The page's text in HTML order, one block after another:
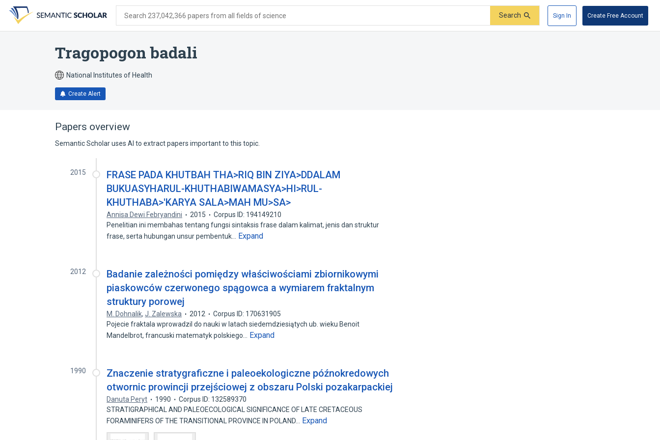
search
form
content
account
menu
Search 237,042,366 papers from all fields of science Search Sign In Create Free Account
Tragopogon badali
National Institutes of Health
Create Alert
Papers overview
Semantic Scholar uses AI to extract papers important to this topic.
2015
FRASE PADA KHUTBAH THA>RIQ BIN ZIYA>DDALAM
BUKUASYHARUL-KHUTHABIWAMASYA>HI>RUL-
KHUTHABA>'KARYA SALA>MAH MU>SA>
Annisa Dewi Febryandini 2015
Corpus ID: 194149210
Penelitian ini membahas tentang fungsi sintaksis frase dalam kalimat, jenis dan struktur
frase, serta hubungan unsur pembentuk…
Expand
2012
Badanie zależności pomiędzy właściwościami zbiornikowymi
piaskowców czerwonego spągowca a wymiarem fraktalnym
struktury porowej
M. Dohnalik,J. Zalewska 2012
Corpus ID: 170631905
Pojecie fraktala wprowadzil do nauki w latach siedemdziesiątych ub. wieku Benoit
Mandelbrot, francuski matematyk polskiego…
Expand
1990
Znaczenie stratygraficzne i paleoekologiczne późnokredowych
otwornic prowincji przejściowej z obszaru Polski pozakarpackiej
Danuta Peryt 1990
Corpus ID: 132589370
STRATIGRAPHICAL AND PALEOECOLOGICAL SIGNIFICANCE OF LATE CRETACEOUS
FORAMINIFERS OF THE TRANSITIONAL PROVINCE IN POLAND…
Expand